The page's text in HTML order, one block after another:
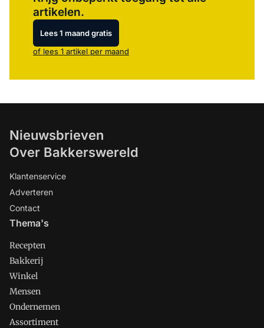
artikelen.
Lees 1 maand gratis
of lees 1 artikel per maand
Nieuwsbrieven
Over Bakkerswereld
Klantenservice
Adverteren
Contact
Thema's
Recepten
Bakkerij
Winkel
Mensen
Ondernemen
Assortiment